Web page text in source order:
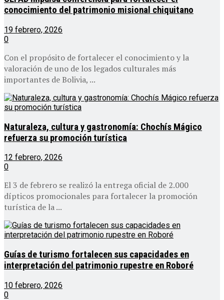
conocimiento del patrimonio misional chiquitano
19 febrero, 2026
0
Con el propósito de fortalecer el conocimiento y la
valoración de uno de los legados culturales más
importantes de Bolivia, ...
Naturaleza, cultura y gastronomía: Chochís Mágico
refuerza su promoción turística
12 febrero, 2026
0
El 3 de febrero se realizó la entrega oficial de 2.000
dípticos promocionales para fortalecer la promoción
turística de la ...
Guías de turismo fortalecen sus capacidades en
interpretación del patrimonio rupestre en Roboré
10 febrero, 2026
0